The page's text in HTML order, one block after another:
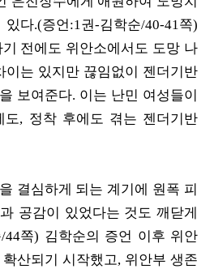
다.(증언:1권-김학순/40-41쪽)
전에도 위안소에서도 도망 나
이는 있지만 끊임없이 젠더기반
보여준다. 이는 난민 여성들이
도, 정착 후에도 겪는 젠더기반
결심하게 되는 계기에 원폭 피
공감이 있었다는 것도 깨닫게
44쪽) 김학순의 증언 이후 위안
산되기 시작했고, 위안부 생존